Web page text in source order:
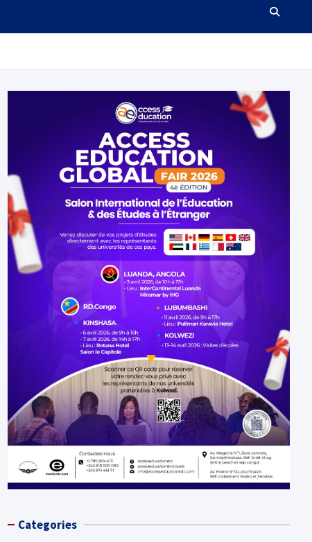
Categories